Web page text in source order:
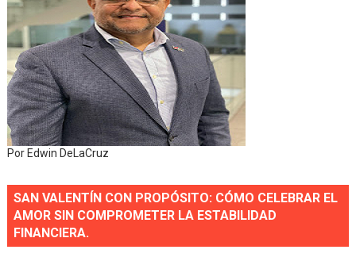
Por Edwin DeLaCruz
SAN VALENTÍN CON PROPÓSITO: CÓMO CELEBRAR EL
AMOR SIN COMPROMETER LA ESTABILIDAD
FINANCIERA.